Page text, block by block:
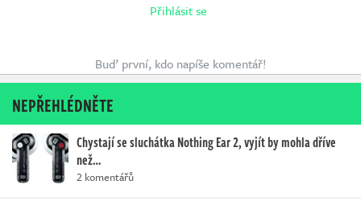
Přihlásit se
Buď první, kdo napíše komentář!
NEPŘEHLÉDNĚTE
Chystají se sluchátka Nothing Ear 2, vyjít by mohla dříve
než…
2 komentářů